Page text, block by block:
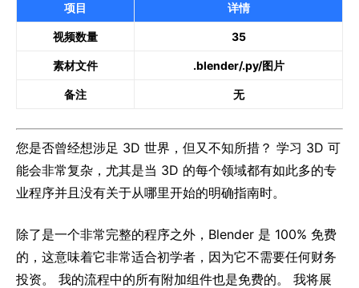
项目 详情
视频数量 35
素材文件 .blender/.py/图片
备注 无
您是否曾经想涉足 3D 世界，但又不知所措？ 学习 3D 可
能会非常复杂，尤其是当 3D 的每个领域都有如此多的专
业程序并且没有关于从哪里开始的明确指南时。
除了是一个非常完整的程序之外，Blender 是 100% 免费
的，这意味着它非常适合初学者，因为它不需要任何财务
投资。 我的流程中的所有附加组件也是免费的。 我将展